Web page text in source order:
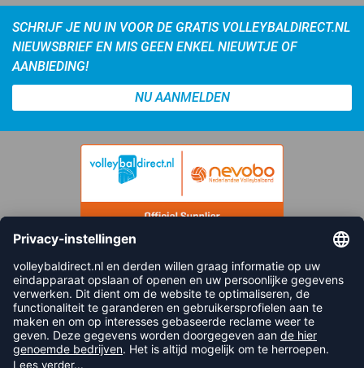
SCHRIJF JE NU IN VOOR DE GRATIS VOLLEYBALDIRECT.NL
NIEUWSBRIEF EN MIS GEEN ENKEL NIEUWTJE OF
AANBIEDING!
NU AANMELDEN
FOLLOW US